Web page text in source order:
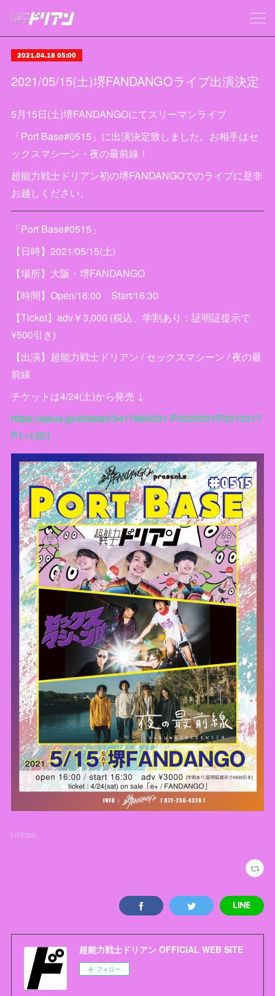
2021.04.18 05:00
2021/05/15(土)堺FANDANGOライブ出演決定
5月15日(土)堺FANDANGOにてスリーマンライブ
「Port Base#0515」に出演決定致しました。お相手はセ
ックスマシーン・夜の最前線！
超能力戦士ドリアン初の堺FANDANGOでのライブに是非
お越しください。
「Port Base#0515」
【日時】2021/05/15(土)
【場所】大阪・堺FANDANGO
【時間】Open/16:00 Start/16:30
【Ticket】adv￥3,000 (税込、学割あり：証明証提示で
¥500引き)
【出演】超能力戦士ドリアン / セックスマシーン / 夜の最
前線
チケットは4/24(土)から発売 ↓
https://eplus.jp/sf/detail/3417660001-P0030001P021001?
P1=1221
LIVE(33)
超能力戦士ドリアン OFFICIAL WEB SITE
フォロー